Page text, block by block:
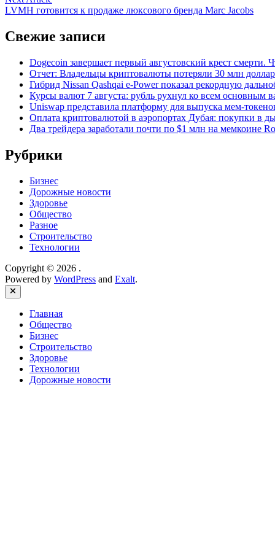
записямarticle:
LVMH готовится к продаже люксового бренда Marc Jacobs
Свежие записи
Dogecoin завершает первый августовский крест смерти.
Отчет: Владельцы криптовалюты потеряли 30 млн
Гибрид Nissan Qashqai e-Power показал рекордную
Курсы валют 7 августа: рубль рухнул ко всем основным
Uniswap представила платформу для выпуска мем-
Оплата криптовалютой в аэропортах Дубая: покупки в
Два трейдера заработали почти по $1 млн на мемкоине
Рубрики
Бизнес
Дорожные новости
Здоровье
Общество
Разное
Строительство
Технологии
Copyright © 2026 .
Powered by WordPress and Exalt.
Close
Главная
Общество
Бизнес
Строительство
Здоровье
Технологии
Дорожные новости